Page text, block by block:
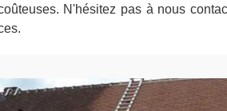
N'hésitez pas à nous